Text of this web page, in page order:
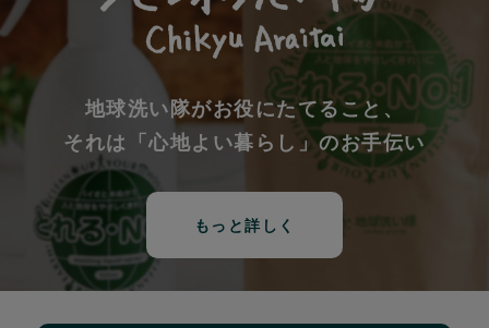
地球洗い隊がお役にたてること、
それは「心地よい暮らし」のお手伝い
もっと詳しく